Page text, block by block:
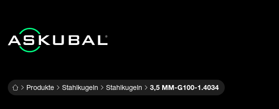
Produkte Stahlkugeln Stahlkugeln 3,5 MM-G100-1.4034